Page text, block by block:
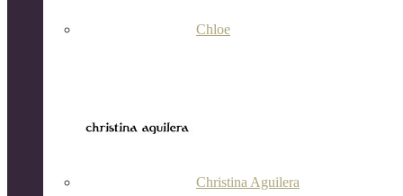
Chloe
Christina Aguilera